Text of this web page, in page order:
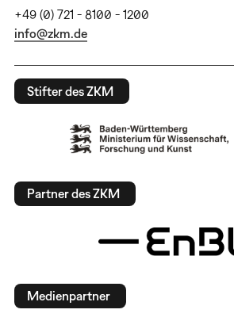
+49 (0) 721 - 8100 - 1200
info@zkm.de
Stifter des ZKM
Partner des ZKM
Medienpartner